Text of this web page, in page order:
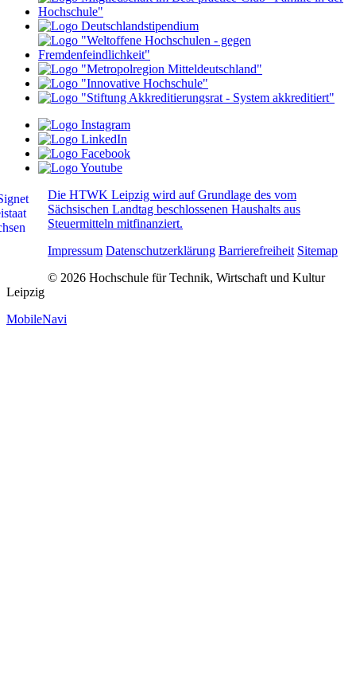
Die HTWK Leipzig wird auf Grundlage des vom
Sächsischen Landtag beschlossenen Haushalts aus
Steuermitteln mitfinanziert.
Impressum Datenschutzerklärung Barrierefreiheit Sitemap
© 2026 Hochschule für Technik, Wirtschaft und Kultur
Leipzig
MobileNavi